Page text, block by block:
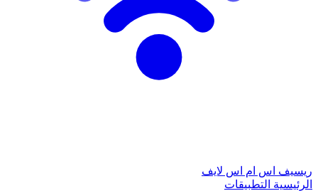
ريسيف اس ام اس لايف
الرئيسية التطبيقات